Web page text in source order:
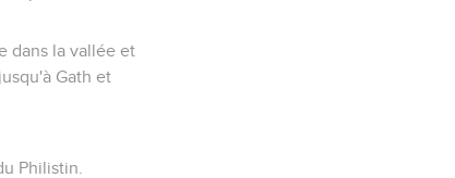
dans la vallée et
Gath et
Philistin.